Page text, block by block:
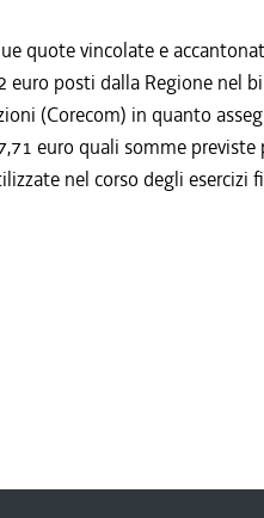
quote vincolate e
posti dalla Regione nel
(Corecom) in quanto
euro quali somme
nel corso degli esercizi